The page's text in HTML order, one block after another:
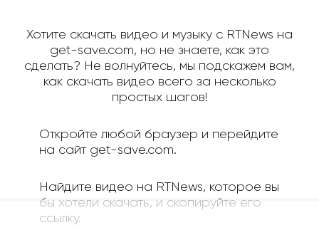
Хотите скачать видео и музыку с RTNews на
get-save.com, но не знаете, как это
сделать? Не волнуйтесь, мы подскажем вам,
как скачать видео всего за несколько
простых шагов!
Откройте любой браузер и перейдите
на сайт get-save.com.
Найдите видео на RTNews, которое вы
бы хотели скачать, и скопируйте его
ссылку.